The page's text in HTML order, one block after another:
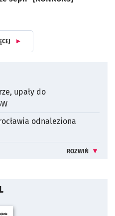
ARTYKUŁÓW
upały do
odnaleziona
ROZWIŃ